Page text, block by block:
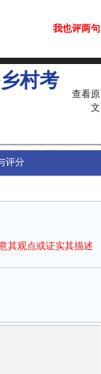
我也评两句
村考
查看原
文
评分
其观点或证实其描述